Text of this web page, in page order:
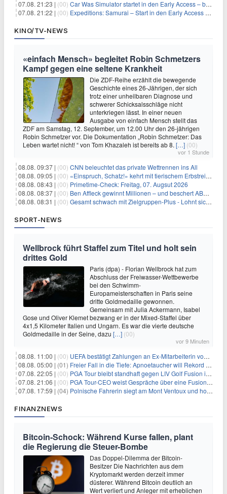
07.08. 21:23 | (00) Car Was Simulator startet in den Early Access – bald gehts los!
07.08. 21:22 | (00) Expeditions: Samurai – Start in den Early Access ab heute im feudalen Japan
KINO/TV-NEWS
«einfach Mensch» begleitet Robin Schmetzers
Kampf gegen eine seltene Krankheit
Die ZDF-Reihe erzählt die bewegende
Geschichte eines 26-Jährigen, der sich
trotz einer unheilbaren Diagnose und
schwerer Schicksalsschläge nicht
unterkriegen lässt. In einer neuen
Ausgabe von einfach Mensch stellt das
ZDF am Samstag, 12. September, um 12.00 Uhr den 26-jährigen
Robin Schmetzer vor. Die Dokumentation „Robin Schmetzer: Das
Leben wartet nicht! “ von Tom Khazaleh ist bereits ab 8. […] (00)
vor 1 Stunde
08.08. 09:37 | (00) CNN beleuchtet das private Wettrennen ins All
08.08. 09:05 | (00) «Einspruch, Schatz!» kehrt mit tierischem Erbstreit zurück
08.08. 08:43 | (00) Primetime-Check: Freitag, 07. Augsut 2026
08.08. 08:37 | (00) Ben Affleck gewinnt Millionen – und beschert ABC Top-Quoten
08.08. 08:31 | (00) Gesamt schwach mit Zielgruppen-Plus - Lohnt sich First Dates Hotel doch?
SPORT-NEWS
Wellbrock führt Staffel zum Titel und holt sein
drittes Gold
Paris (dpa) - Florian Wellbrock hat zum
Abschluss der Freiwasser-Wettbewerbe
bei den Schwimm-
Europameisterschaften in Paris seine
dritte Goldmedaille gewonnen.
Gemeinsam mit Julia Ackermann, Isabel
Gose und Oliver Klemet bezwang er in der Mixed-Staffel über
4x1,5 Kilometer Italien und Ungarn. Es war die vierte deutsche
Goldmedaille in der Seine, dazu […] (00)
vor 9 Minuten
08.08. 11:00 | (00) UEFA bestätigt Zahlungen an Ex-Mitarbeiterin von Infantino
08.08. 05:00 | (01) Freier Fall in die Tiefe: Apnoetaucher will Rekord brechen
07.08. 22:05 | (00) PGA Tour bleibt standhaft gegen LIV Golf Fusion in einem sich wandelnden Sportumfeld
07.08. 21:06 | (00) PGA Tour-CEO weist Gespräche über eine Fusion mit LIV Golf zurück und bekräftigt die Wettbewerbslandschaft
07.08. 17:59 | (04) Polnische Fahrerin siegt am Mont Ventoux und holt Tour-Gelb
FINANZNEWS
Bitcoin-Schock: Während Kurse fallen, plant
die Regierung die Steuer-Bombe
Das Doppel-Dilemma der Bitcoin-
Besitzer Die Nachrichten aus dem
Kryptomarkt werden derzeit immer
düsterer. Während Bitcoin deutlich an
Wert verliert und Anleger mit erheblichen